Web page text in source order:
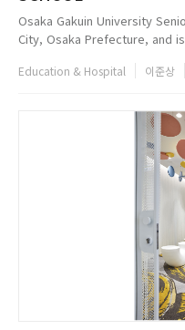
Osaka Gakuin University
City, Osaka Prefecture, and
site adja...
Education & Hospital 이준상